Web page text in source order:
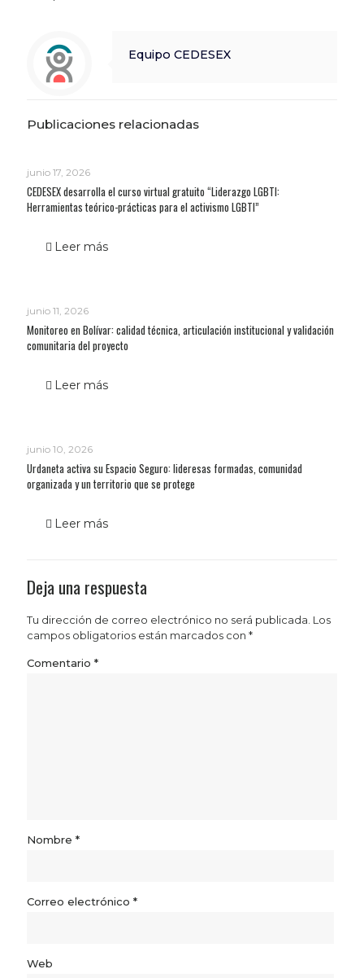
Equipo CEDESEX
Publicaciones relacionadas
junio 17, 2026
CEDESEX desarrolla el curso virtual gratuito “Liderazgo LGBTI:
Herramientas teórico-prácticas para el activismo LGBTI”
Leer más
junio 11, 2026
Monitoreo en Bolívar: calidad técnica, articulación institucional y validación
comunitaria del proyecto
Leer más
junio 10, 2026
Urdaneta activa su Espacio Seguro: lideresas formadas, comunidad
organizada y un territorio que se protege
Leer más
Deja una respuesta
Tu dirección de correo electrónico no será publicada. Los
campos obligatorios están marcados con *
Comentario *
Nombre *
Correo electrónico *
Web